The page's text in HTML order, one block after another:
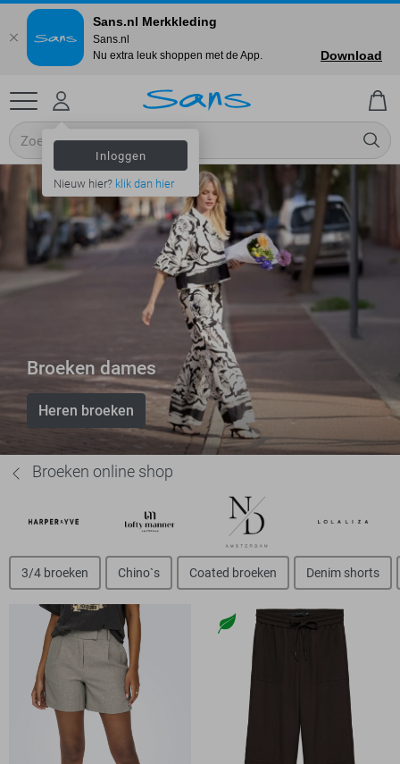
Inloggen
Nieuw hier? klik dan hier
Broeken dames
Heren broeken
Broeken online shop
3/4 broeken Chino`s Coated broeken Denim shorts
Sans.nl Merkkleding
Sans.nl
Nu extra leuk shoppen met de App.
Download